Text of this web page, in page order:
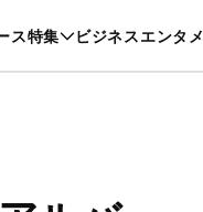
ス特集 ビジネスエンタメ
ヘルスケア 美容 グルメ